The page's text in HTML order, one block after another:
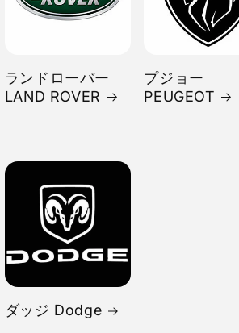
ランドローバー
LAND ROVER
プジョー
PEUGEOT
ダッジ Dodge